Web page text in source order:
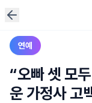
연예
“오빠 셋 모
운 가정사 고